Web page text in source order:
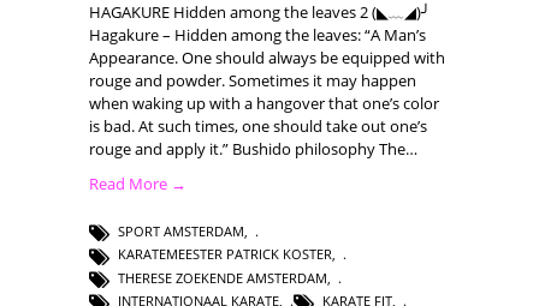
HAGAKURE Hidden among the leaves 2 (◣﹏◢)╯
Hagakure – Hidden among the leaves: “A Man’s
Appearance. One should always be equipped with
rouge and powder. Sometimes it may happen
when waking up with a hangover that one’s color
is bad. At such times, one should take out one’s
rouge and apply it.” Bushido philosophy The…
Read More →
SPORT AMSTERDAM,
KARATEMEESTER PATRICK KOSTER,
THERESE ZOEKENDE AMSTERDAM
INTERNATIONAAL KARATE
KARATE FIT